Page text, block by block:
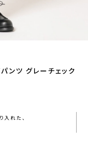
ンツ グレーチェック
入れた、